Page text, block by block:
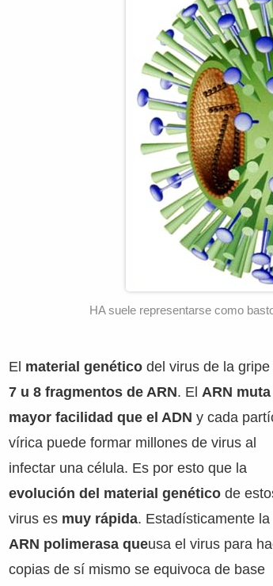
HA suele representarse como
El material genéticodel virus de la gripe
7 u 8 fragmentos de ARN. ElARN
mayor facilidad que el ADNy cada
vírica puede formar millones de virus al
infectar una célula. Es por esto que la
evolución del material genéticode
virus es muy rápida. Estadísticamente la
ARN polimerasa queusa el virus para
copias de sí mismo se equivoca de base